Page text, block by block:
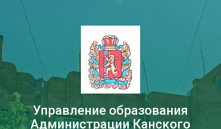
Управление образования
Администрации Канского